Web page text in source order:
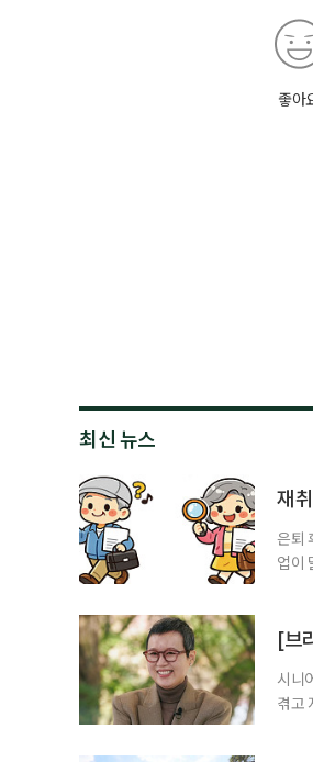
좋아
최신 뉴스
재
은퇴
업이
준비
업 지
[브
시니
겪고